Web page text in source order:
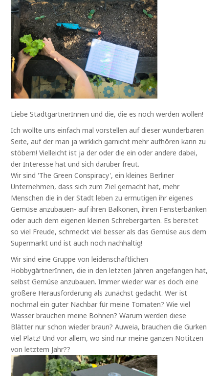
Liebe StadtgärtnerInnen und die, die es noch werden wollen!
Ich wollte uns einfach mal vorstellen auf dieser wunderbaren
Seite, auf der man ja wirklich garnicht mehr aufhören kann zu
stöbern! Vielleicht ist ja der oder die ein oder andere dabei,
der Interesse hat und sich darüber freut.
Wir sind 'The Green Conspiracy', ein kleines Berliner
Unternehmen, dass sich zum Ziel gemacht hat, mehr
Menschen die in der Stadt leben zu ermutigen ihr eigenes
Gemüse anzubauen- auf ihren Balkonen, ihren Fensterbänken
oder auch dem eigenen kleinen Schrebergarten. Es bereitet
so viel Freude, schmeckt viel besser als das Gemüse aus dem
Supermarkt und ist auch noch nachhaltig!
Wir sind eine Gruppe von leidenschaftlichen
HobbygärtnerInnen, die in den letzten Jahren angefangen hat,
selbst Gemüse anzubauen. Immer wieder war es doch eine
größere Herausforderung als zunächst gedacht. Wer ist
nochmal ein guter Nachbar für meine Tomaten? Wie viel
Wasser brauchen meine Bohnen? Warum werden diese
Blätter nur schon wieder braun? Auweia, brauchen die Gurken
viel Platz! Und vor allem, wo sind nur meine ganzen Notitzen
von letztem Jahr??